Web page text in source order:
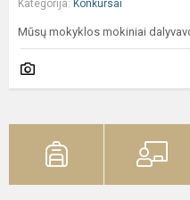
Kategorija: Konkursai
Mūsų mokyklos mokiniai